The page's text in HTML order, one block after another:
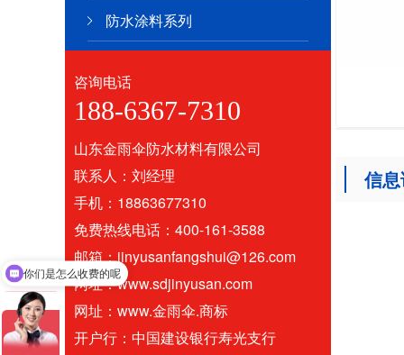
防水涂料系列
咨询电话
188-6367-7310
山东金雨伞防水材料有限公司
联系人：刘经理
手机：18863677310
免费热线电话：400-161-3588
邮箱：jinyusanfangshui@126.com
网址：www.sdjinyusan.com
网址：www.金雨伞.商标
开户行：中国建设银行寿光支行
信
你们是怎么收费的呢